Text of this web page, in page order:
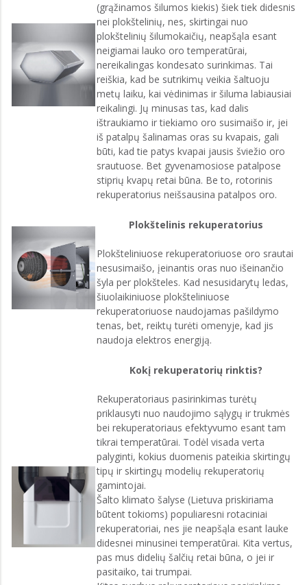
(grąžinamos šilumos kiekis) šiek tiek didesnis
nei plokštelinių, nes, skirtingai nuo
plokštelinių šilumokaičių, neapšąla esant
neigiamai lauko oro temperatūrai,
nereikalingas kondesato surinkimas. Tai
reiškia, kad be sutrikimų veikia šaltuoju
metų laiku, kai vėdinimas ir šiluma labiausiai
reikalingi. Jų minusas tas, kad dalis
ištraukiamo ir tiekiamo oro susimaišo ir, jei
iš patalpų šalinamas oras su kvapais, gali
būti, kad tie patys kvapai jausis šviežio oro
srautuose. Bet gyvenamosiose patalpose
stiprių kvapų retai būna. Be to, rotorinis
rekuperatorius neišsausina patalpos oro.
Plokštelinis rekuperatorius
Plokšteliniuose rekuperatoriuose oro srautai
nesusimaišo, įeinantis oras nuo išeinančio
šyla per plokšteles. Kad nesusidarytų ledas,
šiuolaikiniuose plokšteliniuose
rekuperatoriuose naudojamas pašildymo
tenas, bet, reiktų turėti omenyje, kad jis
naudoja elektros energiją.
Kokį rekuperatorių rinktis?
Rekuperatoriaus pasirinkimas turėtų
priklausyti nuo naudojimo sąlygų ir trukmės
bei rekuperatoriaus efektyvumo esant tam
tikrai temperatūrai. Todėl visada verta
palyginti, kokius duomenis pateikia skirtingų
tipų ir skirtingų modelių rekuperatorių
gamintojai.
Šalto klimato šalyse (Lietuva priskiriama
būtent tokioms) populiaresni rotaciniai
rekuperatoriai, nes jie neapšąla esant lauke
didesnei minusinei temperatūrai. Kita vertus,
pas mus didelių šalčių retai būna, o jei ir
pasitaiko, tai trumpai.